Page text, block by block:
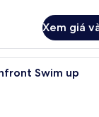
Xem giá
Bộ đồ
Swim up